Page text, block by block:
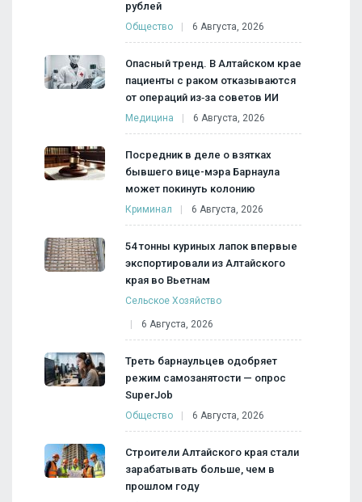
рублей
Общество 6 Августа, 2026
Опасный тренд. В Алтайском крае
пациенты с раком отказываются
от операций из‑за советов ИИ
Медицина 6 Августа, 2026
Посредник в деле о взятках
бывшего вице-мэра Барнаула
может покинуть колонию
Криминал 6 Августа, 2026
54 тонны куриных лапок впервые
экспортировали из Алтайского
края во Вьетнам
Сельское Хозяйство
6 Августа, 2026
Треть барнаульцев одобряет
режим самозанятости — опрос
SuperJob
Общество 6 Августа, 2026
Строители Алтайского края стали
зарабатывать больше, чем в
прошлом году